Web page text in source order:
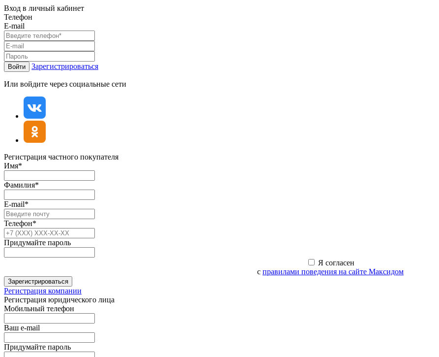
Вход в личный кабинет
Телефон
E-mail
Войти Зарегистрироваться
Или войдите через социальные сети
Регистрация частного покупателя
Имя*
Фамилия*
E-mail*
Телефон*
Придумайте пароль
Я согласен
с правилами поведения на сайте Максидом
Зарегистрироваться
Регистрация компании
Регистрация юридического лица
Мобильный телефон
Ваш e-mail
Придумайте пароль